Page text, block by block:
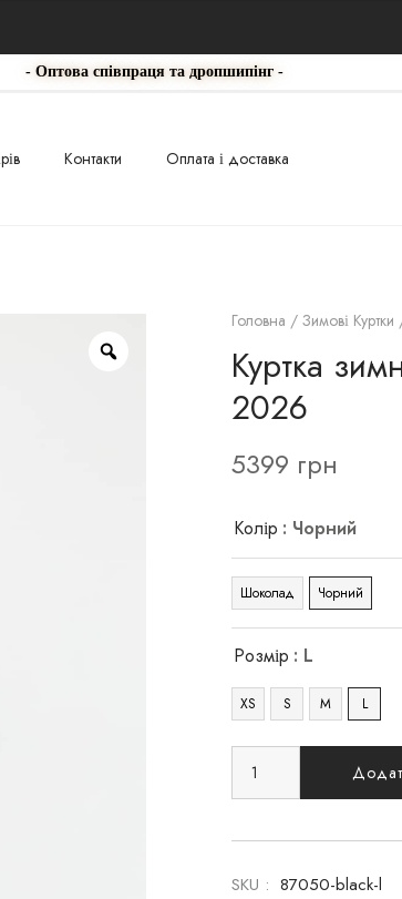
- Оптова співпраця та дропшипінг -
Контакти Оплата і доставка
Головна / Зимові Куртки
Куртка
2026
5399 грн
Колір : Чорний
Шоколад Чорний
Розмір : L
XS S M L
SKU : 87050-black-l